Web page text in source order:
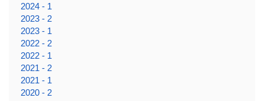
2024 - 1
2023 - 2
2023 - 1
2022 - 2
2022 - 1
2021 - 2
2021 - 1
2020 - 2